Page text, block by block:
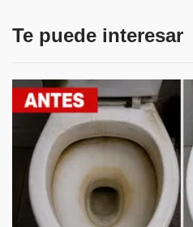
Te puede interesar